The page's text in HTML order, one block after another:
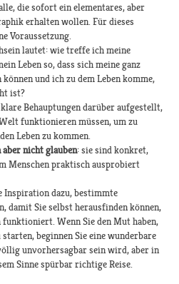
die sofort ein elementares, aber
erhalten wollen. Für dieses
Voraussetzung.
lautet: wie treffe ich meine
Leben so, dass sich meine ganz
und ich zu dem Leben komme,
ist?
Behauptungen darüber aufgestellt,
funktionieren müssen, um zu
Leben zu kommen.
aber nicht glauben: sie sind konkret,
Menschen praktisch ausprobiert
Inspiration dazu, bestimmte
damit Sie selbst herausfinden können,
funktioniert. Wenn Sie den Mut haben,
beginnen Sie eine wunderbare
unvorhersagbar sein wird, aber in
Sinne spürbar richtige Reise.